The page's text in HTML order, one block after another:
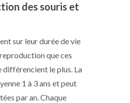
des souris et
sur leur durée de vie
que ces
différencient le plus. La
1 à 3 ans et peut
par an. Chaque